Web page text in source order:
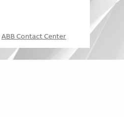
ABB Contact Center